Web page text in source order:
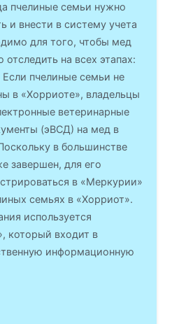
пчелиные семьи нужно
и внести в систему учета
для того, чтобы мед
на всех этапах:
Если пчелиные семьи не
в «Хорриоте», владельцы
ветеринарные
(эВСД) на мед в
в большинстве
завершен, для его
в «Меркурии»
семьях в «Хорриот».
используется
который входит в
информационную